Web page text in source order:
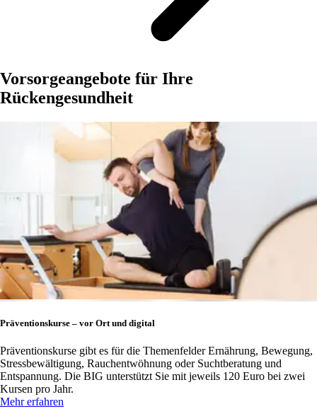
Vorsorgeangebote für Ihre
Rückengesundheit
Präventionskurse – vor Ort und digital
Präventionskurse gibt es für die Themenfelder Ernährung, Bewegung,
Stressbewältigung, Rauchentwöhnung oder Suchtberatung und
Entspannung. Die BIG unterstützt Sie mit jeweils 120 Euro bei zwei
Kursen pro Jahr.
Mehr erfahren